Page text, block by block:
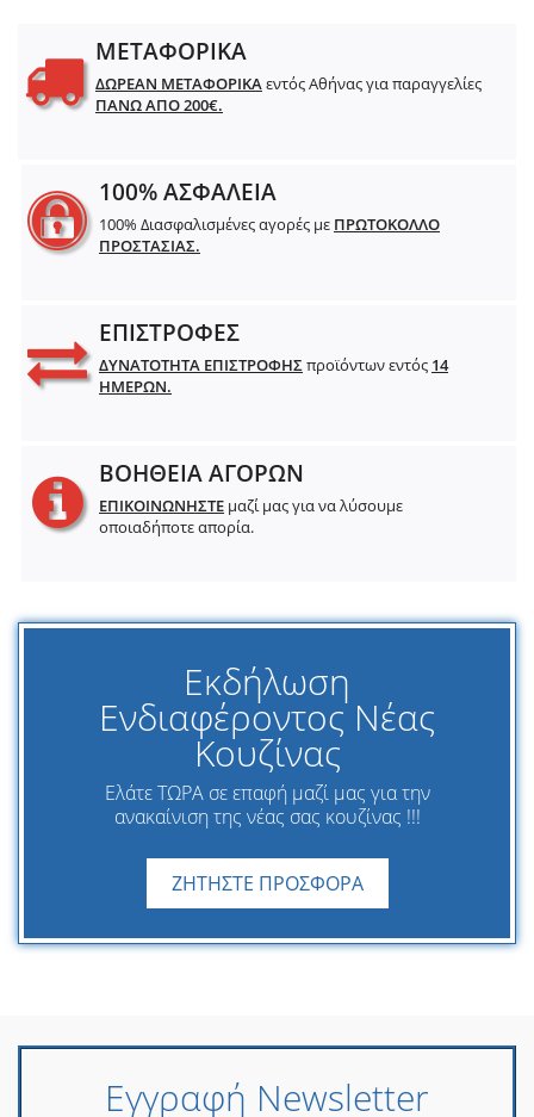
ΜΕΤΑΦΟΡΙΚΑ
ΔΩΡΕΑΝ ΜΕΤΑΦΟΡΙΚΑεντός Αθήνας για παραγγελίες
ΠΑΝΩ ΑΠΟ 200€.
100% ΑΣΦΑΛΕΙΑ
100% Διασφαλισμένες αγορές με ΠΡΩΤΟΚΟΛΛΟ
ΠΡΟΣΤΑΣΙΑΣ.
ΕΠΙΣΤΡΟΦΕΣ
ΔΥΝΑΤΟΤΗΤΑ ΕΠΙΣΤΡΟΦΗΣπροϊόντων εντός 14
ΗΜΕΡΩΝ.
ΒΟΗΘΕΙΑ ΑΓΟΡΩΝ
ΕΠΙΚΟΙΝΩΝΗΣΤΕ μαζί μας για να λύσουμε
οποιαδήποτε απορία.
Εκδήλωση
Ενδιαφέροντος Νέας
Κουζίνας
Ελάτε ΤΩΡΑ σε επαφή μαζί μας για την
ανακαίνιση της νέας σας κουζίνας !!!
ΖΗΤΗΣΤΕ ΠΡΟΣΦΟΡΑ
Εγγραφή Newsletter